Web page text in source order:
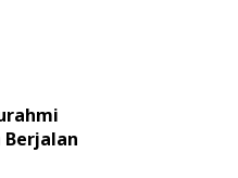
Berjalan